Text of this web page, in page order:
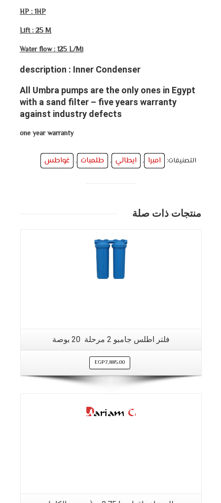
HP : 1HP
Lift : 25 M
Water flow : 125 L/Mi
All Umbra pumps are the only ones in Egypt
with a sand filter – five years warranty
against industry defects
one year warranty
التصنيفات: امبرا , ايطالي , طلمبات , غواطس
منتجات ذات صلة
فلتر اطلس جامبو 2 مرحلة 20 بوصة
EGP7,885.00